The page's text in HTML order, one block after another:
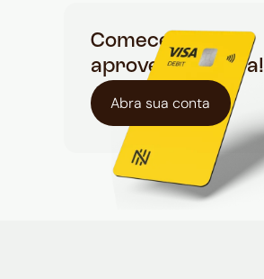
Comece a
aproveitar agora!
Abra sua conta